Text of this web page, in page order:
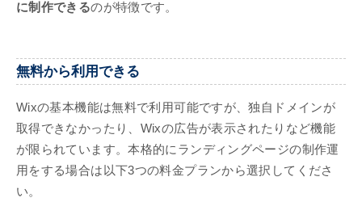
に制作できるのが特徴です。
無料から利用できる
Wixの基本機能は無料で利用可能ですが、独自ドメインが
取得できなかったり、Wixの広告が表示されたりなど機能
が限られています。本格的にランディングページの制作運
用をする場合は以下3つの料金プランから選択してくださ
い。